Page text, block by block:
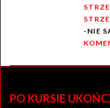
-NIE
PO KURSIE